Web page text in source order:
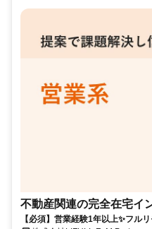
不動産関連の完全在宅イ
【必須】営業経験1年以上✨フル